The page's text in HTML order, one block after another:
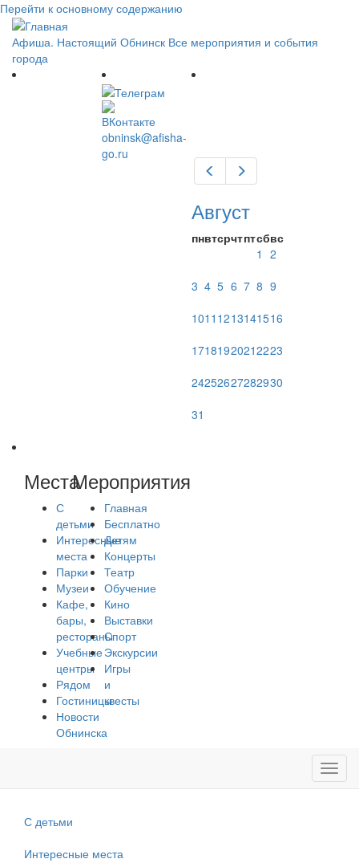
Перейти к основному содержанию
Афиша. Настоящий Обнинск Все мероприятия и события
города
obninsk@afisha-
go.ru
Предыдущий
Август
пнвтсрчтптсбвс
1 2
3 4 5 6 7 8 9
1011 1213141516
17181920212223
24252627282930
31
Места
С
детьми
Интересные
места
Парки
Музеи
Кафе,
бары,
рестораны
Учебные
центры
Рядом
Гостиницы
Новости
Обнинска
Мероприятия
Главная
Бесплатно
Детям
Концерты
Театр
Обучение
Кино
Выставки
Спорт
Экскурсии
Игры
и
квесты
С детьми
Интересные места